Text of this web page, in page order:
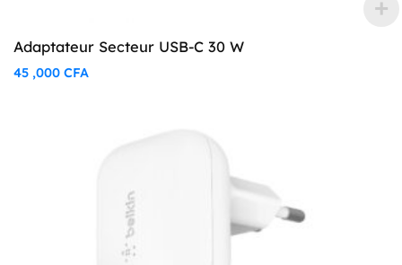
Adaptateur Secteur USB-C 30 W
45 ,000 CFA